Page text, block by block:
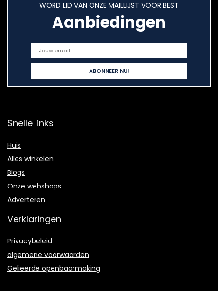
WORD LID VAN ONZE MAILLIJST VOOR BEST
Aanbiedingen
Snelle links
Huis
Alles winkelen
Blogs
Onze webshops
Adverteren
Verklaringen
Privacybeleid
algemene voorwaarden
Gelieerde openbaarmaking